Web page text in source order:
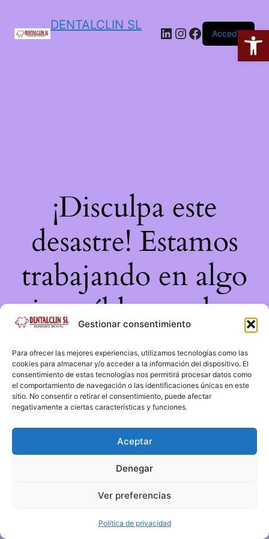
Gestionar consentimiento
Para ofrecer las mejores experiencias, utilizamos tecnologías como las
cookies para almacenar y/o acceder a la información del dispositivo. El
consentimiento de estas tecnologías nos permitirá procesar datos como
el comportamiento de navegación o las identificaciones únicas en este
sitio. No consentir o retirar el consentimiento, puede afectar
negativamente a ciertas características y funciones.
Aceptar
Denegar
Ver preferencias
Política de privacidad
DENTALCLIN SL
Acceder
¡Disculpa este
desastre! Estamos
trabajando en algo
increíble, ¡vuelve
pronto!